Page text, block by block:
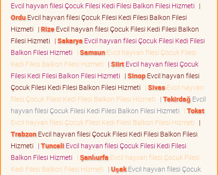
Evcil hayvan filesi Çocuk Filesi Kedi Filesi Balkon Filesi Hizmeti |
OrduEvcil hayvan filesi Çocuk Filesi Kedi Filesi Balkon Filesi
Hizmeti | RizeEvcil hayvan filesi Çocuk Filesi Kedi Filesi Balkon
Filesi Hizmeti | Sakarya Evcil hayvan filesi Çocuk Filesi Kedi Filesi
Balkon Filesi Hizmeti | SamsunEvcil hayvan filesi Çocuk Filesi
Kedi Filesi Balkon Filesi Hizmeti | SiirtEvcil hayvan filesi Çocuk
Filesi Kedi Filesi Balkon Filesi Hizmeti | SinopEvcil hayvan filesi
Çocuk Filesi Kedi Filesi Balkon Filesi Hizmeti | SivasEvcil hayvan
filesi Çocuk Filesi Kedi Filesi Balkon Filesi Hizmeti | Tekirdağ Evcil
hayvan filesi Çocuk Filesi Kedi Filesi Balkon Filesi Hizmeti | Tokat
Evcil hayvan filesi Çocuk Filesi Kedi Filesi Balkon Filesi Hizmeti |
TrabzonEvcil hayvan filesi Çocuk Filesi Kedi Filesi Balkon Filesi
Hizmeti | Tunceli Evcil hayvan filesi Çocuk Filesi Kedi Filesi
Balkon Filesi Hizmeti | Şanlıurfa Evcil hayvan filesi Çocuk Filesi
Kedi Filesi Balkon Filesi Hizmeti | UşakEvcil hayvan filesi Çocuk